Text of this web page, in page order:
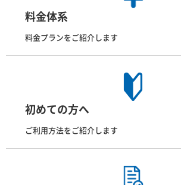
料金体系
料金プランをご紹介します
初めての方へ
ご利用方法をご紹介します